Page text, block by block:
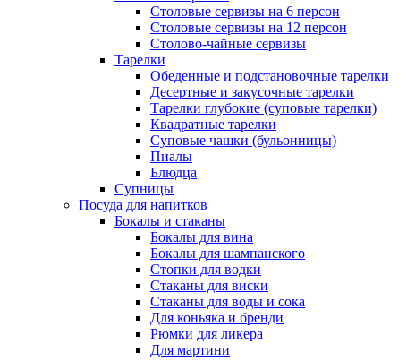
Столовые сервизы на 6 персон
Столовые сервизы на 12 персон
Столово-чайные сервизы
Тарелки
Обеденные и подстановочные тарелки
Десертные и закусочные тарелки
Тарелки глубокие (суповые тарелки)
Квадратные тарелки
Суповые чашки (бульонницы)
Пиалы
Блюдца
Супницы
Посуда для напитков
Бокалы и стаканы
Бокалы для вина
Бокалы для шампанского
Стопки для водки
Стаканы для виски
Стаканы для воды и сока
Для коньяка и бренди
Рюмки для ликера
Для мартини